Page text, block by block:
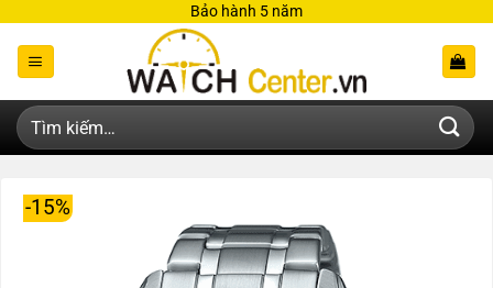
qua
dung
Bảo hành 5 năm
Tìm
kiếm:
-15%